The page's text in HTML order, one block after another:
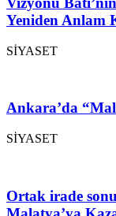
Yeniden Anlam
SİYASET
Ankara’da
SİYASET
Ortak irade